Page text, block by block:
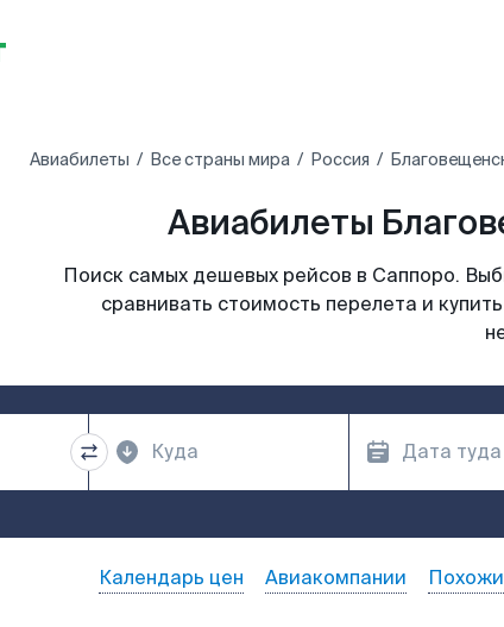
Авиабилеты Все страны мира Россия
Авиабилеты
Поиск самых дешевых рейсов в Саппоро.
сравнивать стоимость перелета и
Календарь цен Авиакомпании